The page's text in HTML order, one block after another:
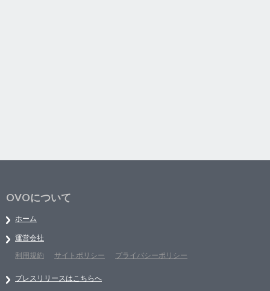
OVOについて
ホーム
運営会社
利用規約
サイトポリシー プライバシーポリシー
プレスリリースはこちらへ